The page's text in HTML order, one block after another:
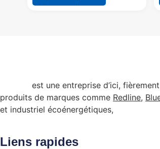
est une entreprise d’ici,
produits de marques comme Redline,
et industriel écoénergétiques,
Liens rapides